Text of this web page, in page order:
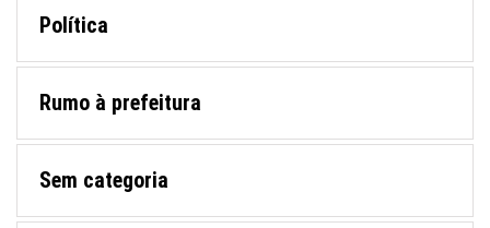
Política
Rumo à prefeitura
Sem categoria